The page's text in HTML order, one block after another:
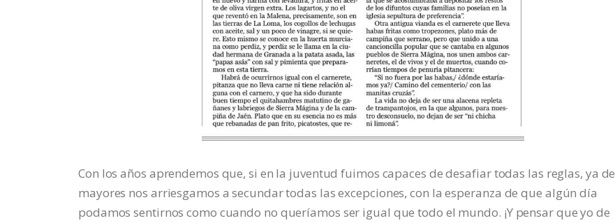
Con los años aprendemos que, si en la juventud fuimos capaces de desafiar todas las reglas, ya de
mayores nos arriesgamos a secundar todas las excepciones, con la esperanza de que algún día
podamos sentirnos como cuando no queríamos ser igual que todo el mundo. ¡Y pensar que yo de